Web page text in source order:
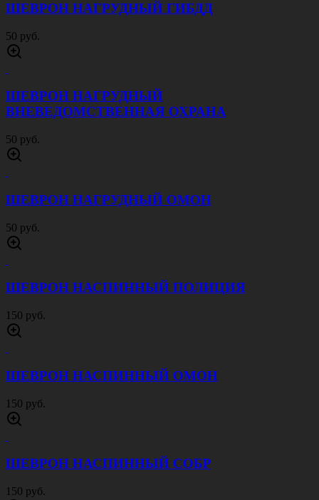
ШЕВРОН НАГРУДНЫЙ ГИБДД
50 руб.
ШЕВРОН НАГРУДНЫЙ
ВНЕВЕДОМСТВЕННАЯ ОХРАНА
50 руб.
ШЕВРОН НАГРУДНЫЙ ОМОН
50 руб.
ШЕВРОН НАСПИННЫЙ ПОЛИЦИЯ
150 руб.
ШЕВРОН НАСПИННЫЙ ОМОН
150 руб.
ШЕВРОН НАСПИННЫЙ СОБР
150 руб.